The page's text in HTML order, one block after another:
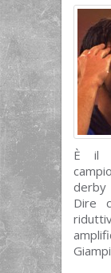
È il
derby
Dire